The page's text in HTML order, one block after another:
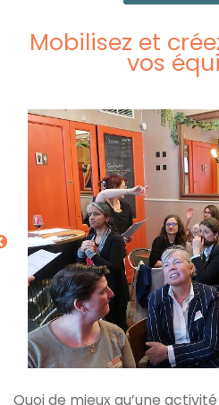
Mobilisez et
vos
Quoi de mieux qu’une